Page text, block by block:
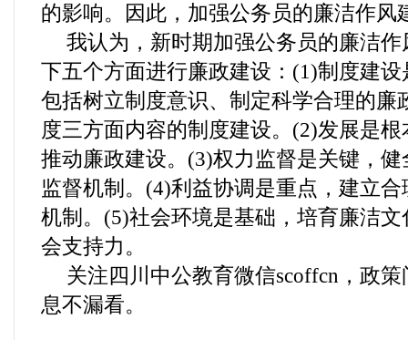
的影响。因此，加强公务员的廉洁作风
我认为，新时期加强公务员的廉洁
下五个方面进行廉政建设：(1)制度建
包括树立制度意识、制定科学合理的廉
度三方面内容的制度建设。(2)发展是
推动廉政建设。(3)权力监督是关键，
监督机制。(4)利益协调是重点，建立
机制。(5)社会环境是基础，培育廉洁
会支持力。
关注四川中公教育微信scoffcn，政
息不漏看。